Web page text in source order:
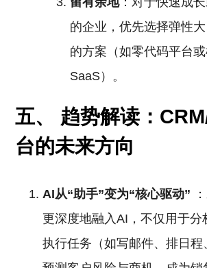
的企业，优先选择弹性
的方案（如零代码平台
SaaS）。
五、 趋势解读：
台的未来方向
AI从“助手”变为“核心驱动”
更深度地融入AI，不仅用于分
执行任务（如写邮件、排日程